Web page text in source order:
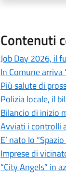
Contenuti
Job Day 2026, il
In Comune arriva
Più salute di
Polizia locale, il
Bilancio di inizio
Avviati i controlli
E’ nato lo
Imprese di
“City Angels” in